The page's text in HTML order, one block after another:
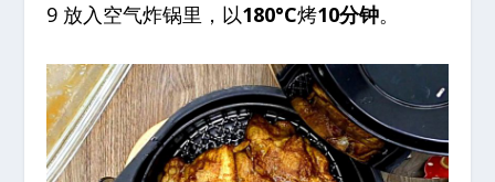
9 放入空气炸锅里，以180°C烤10分钟。